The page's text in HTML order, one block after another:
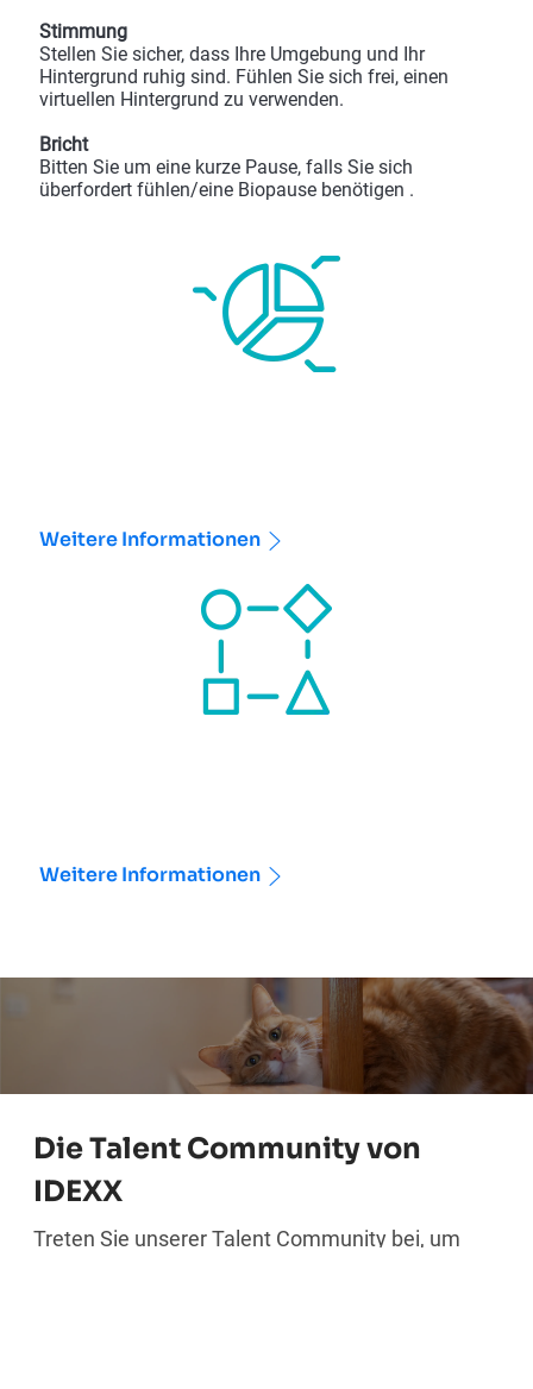
Stimmung
Stellen Sie sicher, dass Ihre Umgebung und Ihr
Hintergrund ruhig sind. Fühlen Sie sich frei, einen
virtuellen Hintergrund zu verwenden.
Bricht
Bitten Sie um eine kurze Pause, falls Sie sich
überfordert fühlen/eine Biopause benötigen .
Weitere Informationen
Weitere Informationen
Die Talent Community von
IDEXX
Treten Sie unserer Talent Community bei, um